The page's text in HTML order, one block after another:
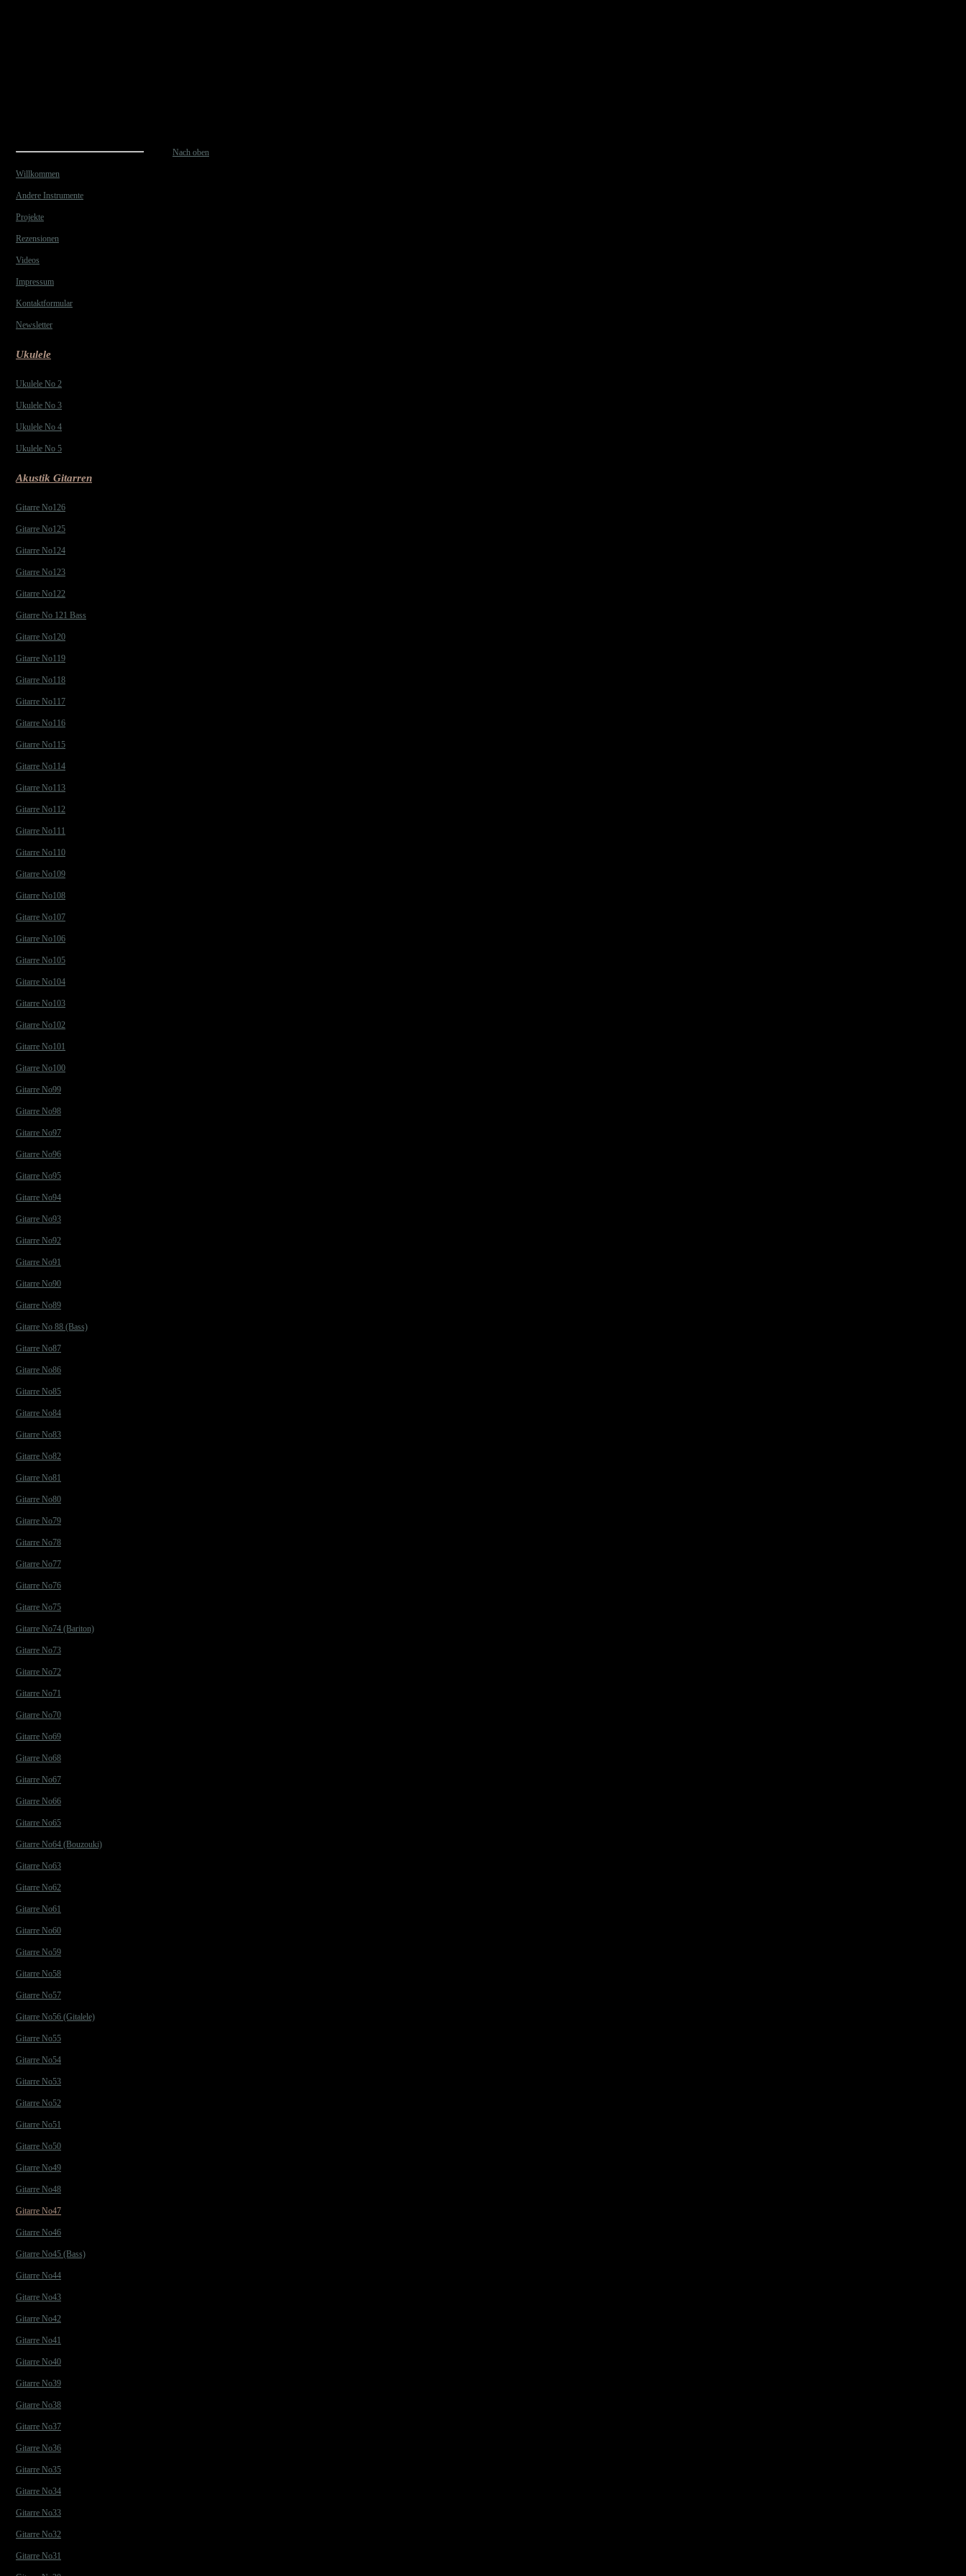
Willkommen
Andere Instrumente
Projekte
Rezensionen
Videos
Impressum
Kontaktformular
Newsletter
Ukulele
Ukulele No 2
Ukulele No 3
Ukulele No 4
Ukulele No 5
Akustik Gitarren
Gitarre No126
Gitarre No125
Gitarre No124
Gitarre No123
Gitarre No122
Gitarre No 121 Bass
Gitarre No120
Gitarre No119
Gitarre No118
Gitarre No117
Gitarre No116
Gitarre No115
Gitarre No114
Gitarre No113
Gitarre No112
Gitarre No111
Gitarre No110
Gitarre No109
Gitarre No108
Gitarre No107
Gitarre No106
Gitarre No105
Gitarre No104
Gitarre No103
Gitarre No102
Gitarre No101
Gitarre No100
Gitarre No99
Gitarre No98
Gitarre No97
Gitarre No96
Gitarre No95
Gitarre No94
Gitarre No93
Gitarre No92
Gitarre No91
Gitarre No90
Gitarre No89
Gitarre No 88 (Bass)
Gitarre No87
Gitarre No86
Gitarre No85
Gitarre No84
Gitarre No83
Gitarre No82
Gitarre No81
Gitarre No80
Gitarre No79
Gitarre No78
Gitarre No77
Gitarre No76
Gitarre No75
Gitarre No74 (Bariton)
Gitarre No73
Gitarre No72
Gitarre No71
Gitarre No70
Gitarre No69
Gitarre No68
Gitarre No67
Gitarre No66
Gitarre No65
Gitarre No64 (Bouzouki)
Gitarre No63
Gitarre No62
Gitarre No61
Gitarre No60
Gitarre No59
Gitarre No58
Gitarre No57
Gitarre No56 (Gitalele)
Gitarre No55
Gitarre No54
Gitarre No53
Gitarre No52
Gitarre No51
Gitarre No50
Gitarre No49
Gitarre No48
Gitarre No47
Gitarre No46
Gitarre No45 (Bass)
Gitarre No44
Gitarre No43
Gitarre No42
Gitarre No41
Gitarre No40
Gitarre No39
Gitarre No38
Gitarre No37
Gitarre No36
Gitarre No35
Gitarre No34
Gitarre No33
Gitarre No32
Gitarre No31
Nach oben